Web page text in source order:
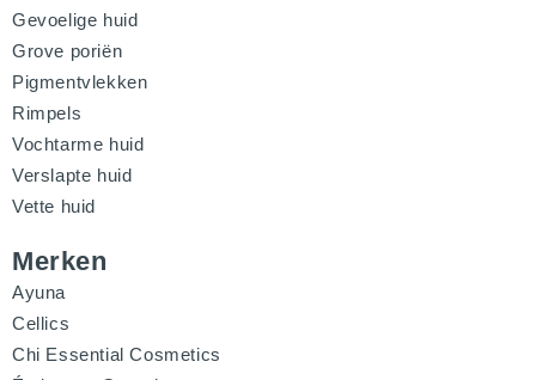
Gevoelige huid
Grove poriën
Pigmentvlekken
Rimpels
Vochtarme huid
Verslapte huid
Vette huid
Merken
Ayuna
Cellics
Chi Essential Cosmetics